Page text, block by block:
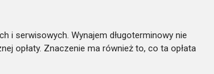
i serwisowych. Wynajem długoterminowy nie
opłaty. Znaczenie ma również to, co ta opłata